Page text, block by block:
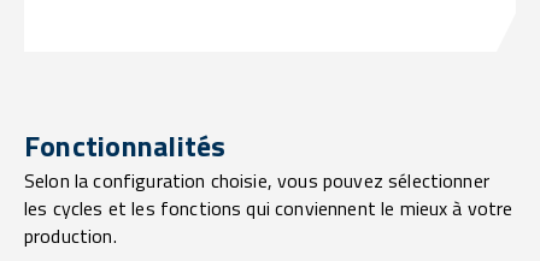
Fonctionnalités
Selon la configuration choisie, vous pouvez sélectionner
les cycles et les fonctions qui conviennent le mieux à votre
production.